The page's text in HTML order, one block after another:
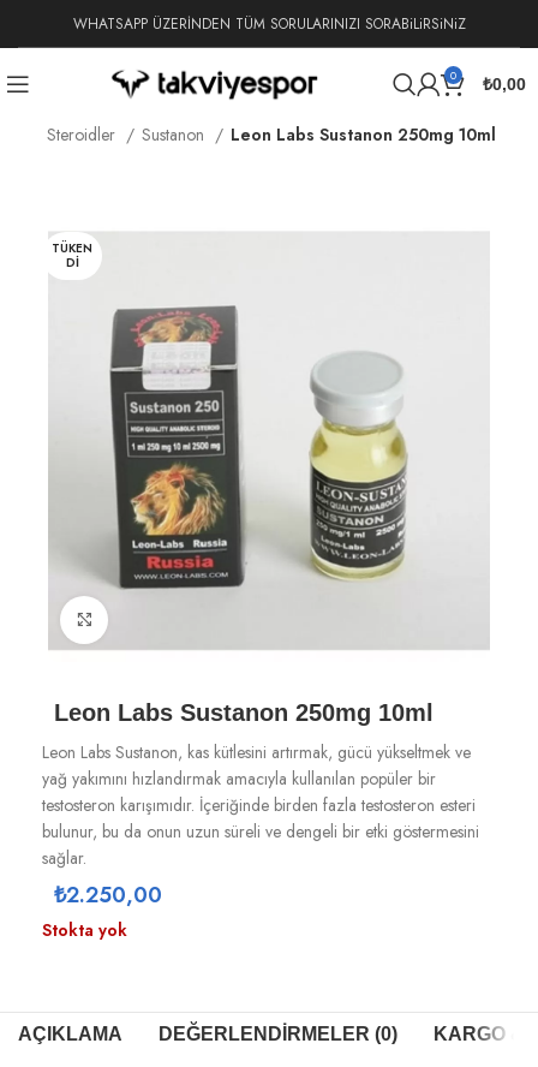
WHATSAPP ÜZERİNDEN TÜM SORULARINIZI SORABiLiRSiNiZ
0 ₺0,00
Steroidler Sustanon Leon Labs Sustanon 250mg 10ml
TÜKEN
DI
Leon Labs Sustanon 250mg 10ml
Leon Labs Sustanon, kas kütlesini artırmak, gücü yükseltmek ve
yağ yakımını hızlandırmak amacıyla kullanılan popüler bir
testosteron karışımıdır. İçeriğinde birden fazla testosteron esteri
bulunur, bu da onun uzun süreli ve dengeli bir etki göstermesini
sağlar.
₺2.250,00
Stokta yok
AÇIKLAMA DEĞERLENDIRMELER (0) KARGO &